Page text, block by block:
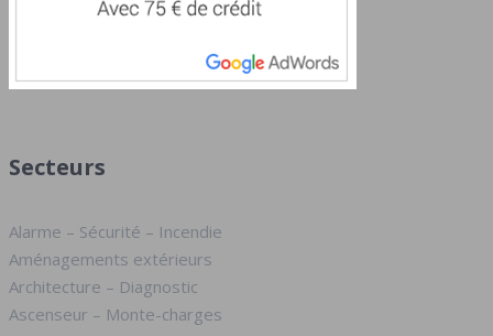
Secteurs
Alarme – Sécurité – Incendie
Aménagements extérieurs
Architecture – Diagnostic
Ascenseur – Monte-charges